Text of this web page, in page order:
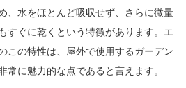
、水をほとんど吸収せず、さらに微量
すぐに乾くという特徴があります。エ
この特性は、屋外で使用するガーデン
常に魅力的な点であると言えます。